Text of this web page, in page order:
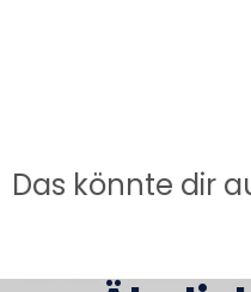
Das könnte dir